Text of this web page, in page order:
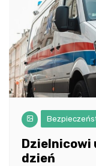
Dzielnicowi
dzień